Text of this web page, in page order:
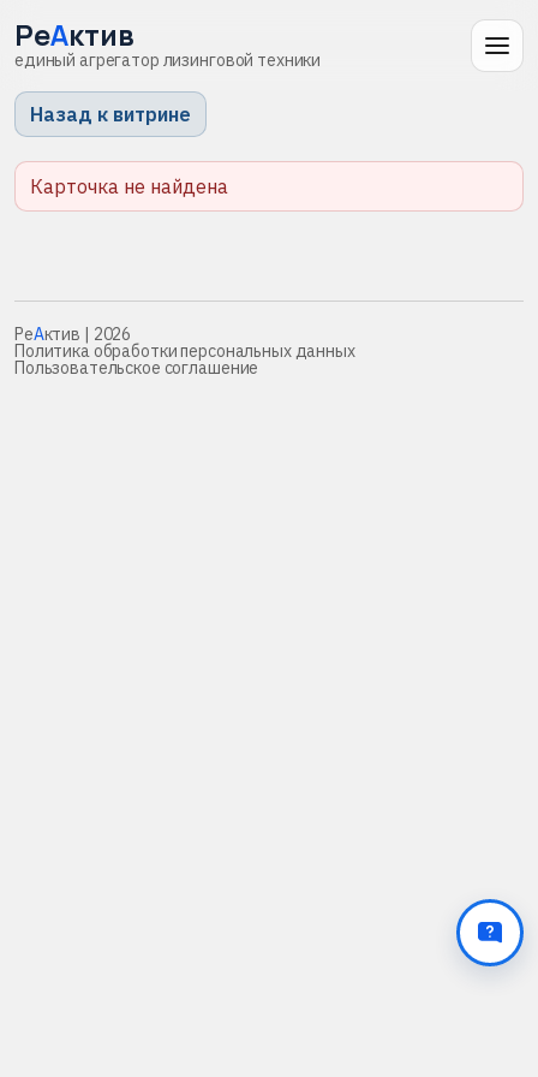
РеАктив
единый агрегатор лизинговой техники
Назад к витрине
Карточка не найдена
РеАктив | 2026
Политика обработки персональных данных
Пользовательское соглашение